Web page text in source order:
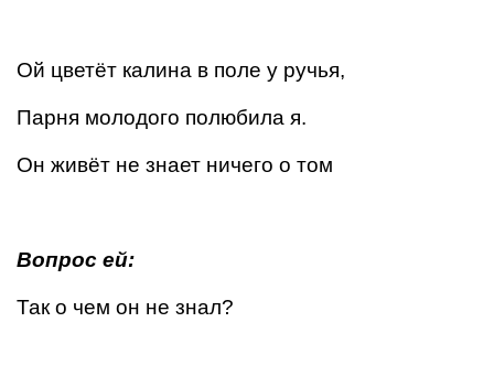
Ой цветёт калина в поле у ручья,
Парня молодого полюбила я.
Он живёт не знает ничего о том
Вопрос ей:
Так о чем он не знал?